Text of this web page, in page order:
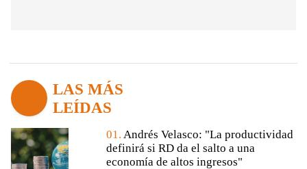
LAS MÁS
LEÍDAS
01. Andrés Velasco: "La productividad
definirá si RD da el salto a una
economía de altos ingresos"